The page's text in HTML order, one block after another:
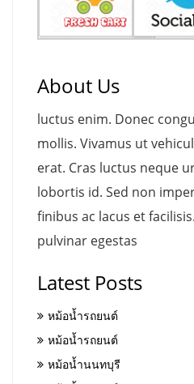
About Us
luctus enim. Donec
mollis. Vivamus ut
erat. Cras luctus neque
lobortis id. Sed non
finibus ac lacus et
pulvinar egestas
Latest Posts
หม้อน้ำรถยนต์
หม้อน้ำรถยนต์
หม้อน้ำนนทบุรี